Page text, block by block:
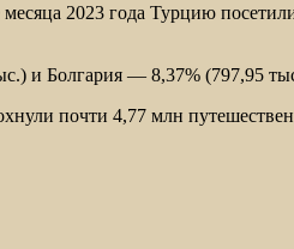
2023 года Турцию
и Болгария — 8,37% (797,95
почти 4,77 млн